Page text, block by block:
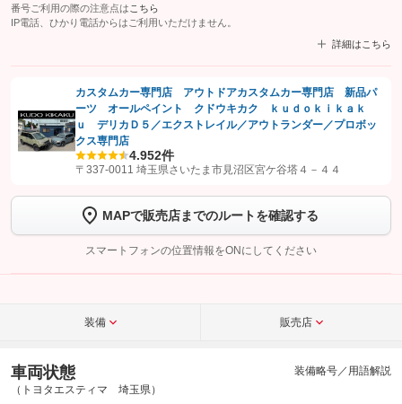
番号ご利用の際の注意点は こちら
IP電話、ひかり電話からはご利用いただけません。
詳細はこちら
【STEP1】認証画面でグーネットを友だち追加してから「許可する」ボタンを押
します
トーク画面で
ボタンをタップして問い合わせを
こちら
カスタムカー専門店 アウトドアカスタムカー専門店 新品パ
ーツ オールペイント クドウキカク ｋｕｄｏｋｉｋａｋ
ｕ デリカＤ５／エクストレイル／アウトランダー／プロボッ
クス専門店
4.952件
〒337-0011 埼玉県さいたま市見沼区宮ケ谷塔４－４４
MAPで販売店までのルートを確認する
スマートフォンの位置情報をONにしてください
装備 販売店
車両状態
（トヨタエスティマ 埼玉県）
装備略号／用語解説